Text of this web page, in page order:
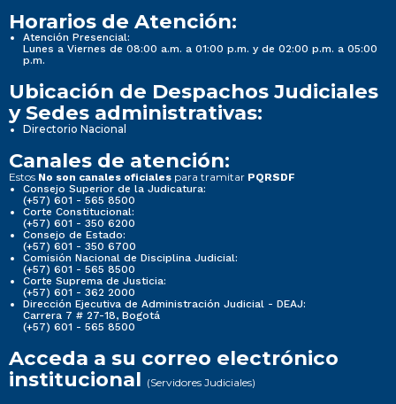
Horarios de Atención:
Atención Presencial:
Lunes a Viernes de 08:00 a.m. a 01:00 p.m. y de 02:00 p.m. a 05:00
p.m.
Ubicación de Despachos Judiciales
y Sedes administrativas:
Directorio Nacional
Canales de atención:
Estos No son canales oficiales para tramitar PQRSDF
Consejo Superior de la Judicatura:
(+57) 601 - 565 8500
Corte Constitucional:
(+57) 601 - 350 6200
Consejo de Estado:
(+57) 601 - 350 6700
Comisión Nacional de Disciplina Judicial:
(+57) 601 - 565 8500
Corte Suprema de Justicia:
(+57) 601 - 362 2000
Dirección Ejecutiva de Administración Judicial - DEAJ:
Carrera 7 # 27-18, Bogotá
(+57) 601 - 565 8500
Acceda a su correo electrónico
institucional (Servidores Judiciales)